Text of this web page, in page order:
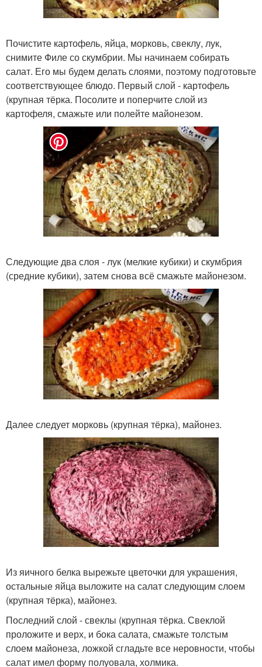
Почистите картофель, яйца, морковь, свеклу, лук,
снимите Филе со скумбрии. Мы начинаем собирать
салат. Его мы будем делать слоями, поэтому подготовьте
соответствующее блюдо. Первый слой - картофель
(крупная тёрка. Посолите и поперчите слой из
картофеля, смажьте или полейте майонезом.
Следующие два слоя - лук (мелкие кубики) и скумбрия
(средние кубики), затем снова всё смажьте майонезом.
Далее следует морковь (крупная тёрка), майонез.
Из яичного белка вырежьте цветочки для украшения,
остальные яйца выложите на салат следующим слоем
(крупная тёрка), майонез.
Последний слой - свеклы (крупная тёрка. Свеклой
проложите и верх, и бока салата, смажьте толстым
слоем майонеза, ложкой сгладьте все неровности, чтобы
салат имел форму полуовала, холмика.